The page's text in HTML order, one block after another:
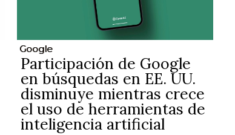
Google
Participación de Google
en búsquedas en EE. UU.
disminuye mientras crece
el uso de herramientas de
inteligencia artificial